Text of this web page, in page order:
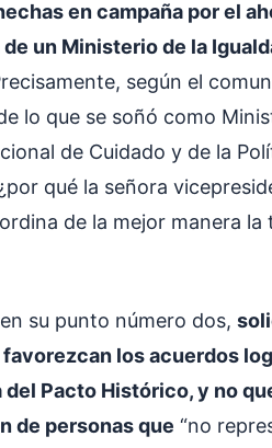
en campaña por el
un Ministerio de la
según el
lo que se soñó como
de Cuidado y de la
qué la señora
de la mejor manera
su punto número dos,
los acuerdos
del Pacto Histórico, y no
de personas que “no